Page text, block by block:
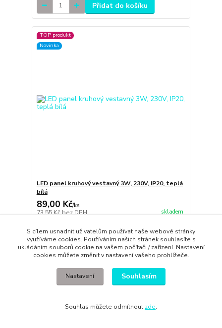
Přidat do košíku
TOP produkt
Novinka
LED panel kruhový vestavný 3W, 230V, IP20, teplá
bílá
89,00 Kč/ks
73,55 Kčbez DPH skladem
Přidat do košíku
TOP produkt
S cílem usnadnit uživatelům používat naše webové stránky
využíváme cookies. Používáním našich stránek souhlasíte s
ukládáním souborů cookie na vašem počítači / zařízení. Nastavení
cookies můžete změnit v nastavení vašeho prohlížeče.
Nastavení Souhlasím
Souhlas můžete odmítnout zde.